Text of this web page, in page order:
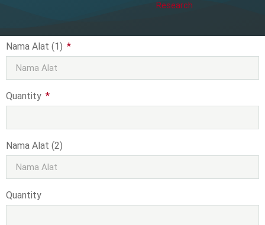
Research
Nama Alat (1)
Quantity
Nama Alat (2)
Quantity